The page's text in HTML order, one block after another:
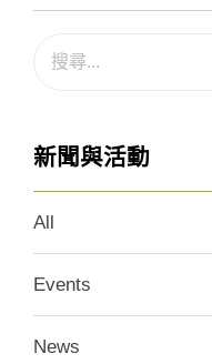
新聞與活動
All
Events
News